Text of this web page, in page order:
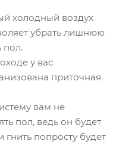
холодный воздух
убрать лишнюю
пол.
у вас
приточная
вам не
пол, ведь он будет
попросту будет